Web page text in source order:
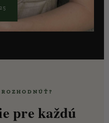
pre každú